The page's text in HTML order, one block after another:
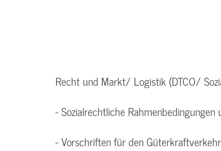
Recht und Markt/ Logistik (DTCO/
- Sozialrechtliche
- Vorschriften für den Güterkraftverkehr